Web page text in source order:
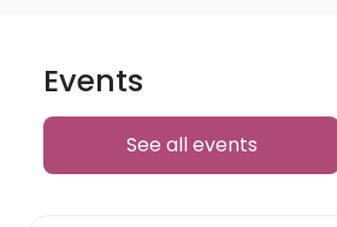
Events
See all events